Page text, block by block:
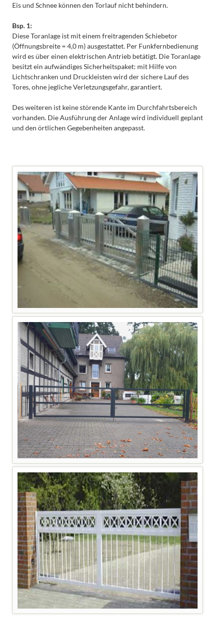
Eis und Schnee können den Torlauf nicht behindern.
Bsp. 1:
Diese Toranlage ist mit einem freitragenden Schiebetor
(Öffnungsbreite = 4,0 m) ausgestattet. Per Funkfernbedienung
wird es über einen elektrischen Antrieb betätigt. Die Toranlage
besitzt ein aufwändiges Sicherheitspaket: mit Hilfe von
Lichtschranken und Druckleisten wird der sichere Lauf des
Tores, ohne jegliche Verletzungsgefahr, garantiert.
Des weiteren ist keine störende Kante im Durchfahrtsbereich
vorhanden. Die Ausführung der Anlage wird individuell geplant
und den örtlichen Gegebenheiten angepasst.